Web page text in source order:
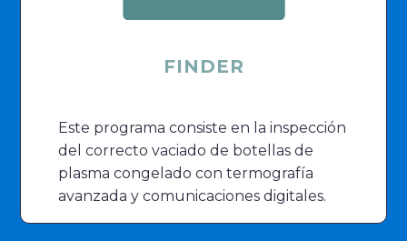
FINDER
Este programa consiste en la inspección
del correcto vaciado de botellas de
plasma congelado con termografía
avanzada y comunicaciones digitales.